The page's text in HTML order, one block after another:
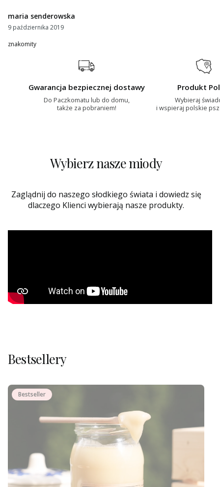
maria senderowska
9 października 2019
znakomity
Gwarancja bezpiecznej dostawy
Do Paczkomatu lub do domu,
także za pobraniem!
Produkt
Wybieraj
i wspieraj polskie
Wybierz nasze miody
Zaglądnij do naszego słodkiego świata i dowiedz się
dlaczego Klienci wybierają nasze produkty.
Bestsellery
Bestseller